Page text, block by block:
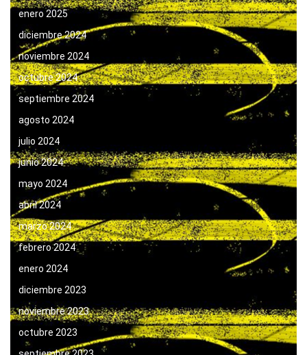
enero 2025
diciembre 2024
noviembre 2024
octubre 2024
septiembre 2024
agosto 2024
julio 2024
junio 2024
mayo 2024
abril 2024
marzo 2024
febrero 2024
enero 2024
diciembre 2023
noviembre 2023
octubre 2023